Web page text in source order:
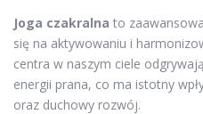
Joga czakralna to
się na aktywowaniu i
centra w naszym ciele
energii prana, co ma istotny
oraz duchowy rozwój.